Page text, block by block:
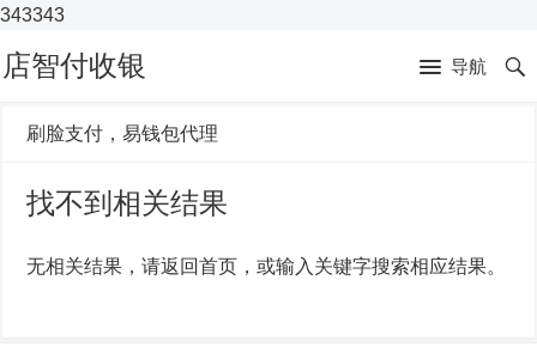
343343
店智付收银 导航
刷脸支付，易钱包代理
找不到相关结果
无相关结果，请返回首页，或输入关键字搜索相应结果。